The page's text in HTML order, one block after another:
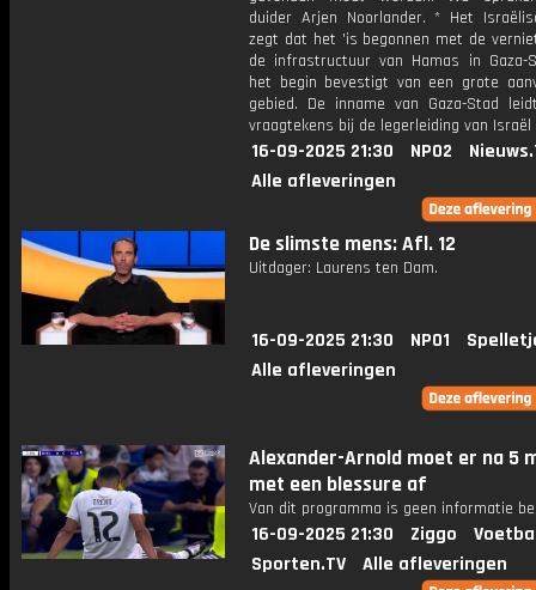
duider Arjen Noorlander. * Het
zegt dat het 'is begonnen met de
de infrastructuur van Hamas in Gaza-
het begin bevestigt van een grote
gebied. De inname van Gaza-Stad
vraagtekens bij de legerleiding van Israël
16-09-2025 21:30 NPO2
Alle afleveringen
De slimste mens: Afl. 12
Uitdager: Laurens ten Dam.
16-09-2025 21:30 NPO1
Alle afleveringen
Alexander-Arnold moet er na 5
met een blessure af
Van dit programma is geen informatie
16-09-2025 21:30 Ziggo
Sporten.TV
Alle afleveringen